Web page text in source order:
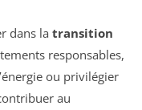
dans la transition
responsables,
ou privilégier
au